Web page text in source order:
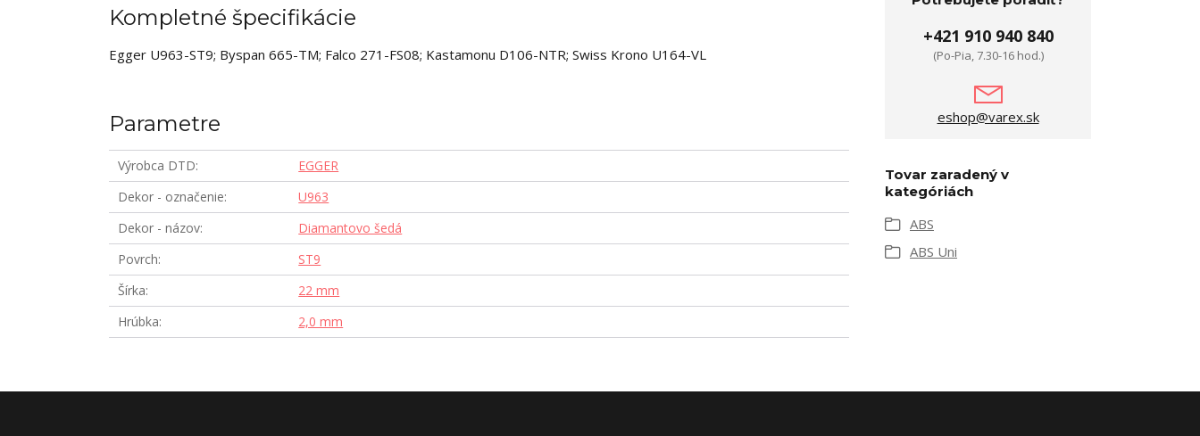
Kompletné špecifikácie
Egger U963-ST9; Byspan 665-TM; Falco 271-FS08; Kastamonu D106-NTR; Swiss Krono U164-VL
Parametre
Výrobca DTD
EGGER
Dekor - označenie
U963
Dekor - názov
Diamantovo šedá
Povrch
ST9
Šírka
22 mm
Hrúbka
2,0 mm
+421 910 940 840
(Po-Pia, 7.30-16 hod.)
eshop@varex.sk
Tovar zaradený v
kategóriách
ABS
ABS Uni